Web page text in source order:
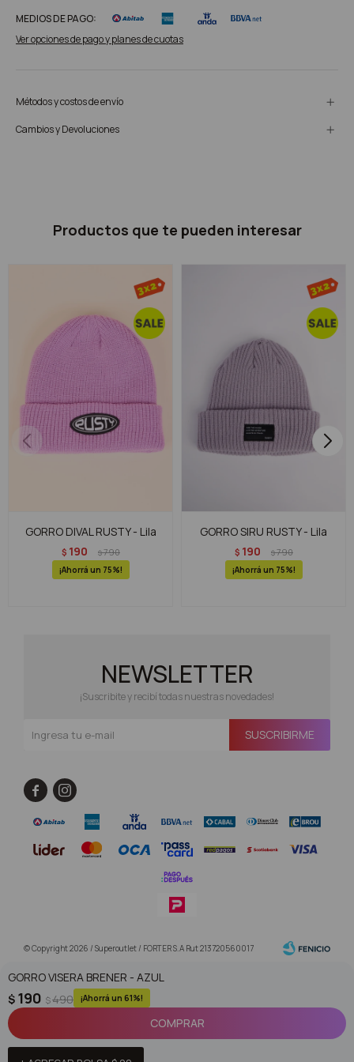
GORRO VISERA BRENER - AZUL
$ 190 $490 61
COMPRAR
MEDIOS DE PAGO:
Ver opciones de pago y planes de cuotas
Métodos y costos de envío
Cambios y Devoluciones
Productos que te pueden interesar
GORRO DIVAL RUSTY - Lila
$ 190 $790
75
GORRO SIRU RUSTY - Lila
$ 190 $790
75
NEWSLETTER
¡Suscribite y recibí todas nuestras novedades!
SUSCRIBIRME
 
© Copyright 2026 / Superoutlet / FORTER S.A Rut 213720560017